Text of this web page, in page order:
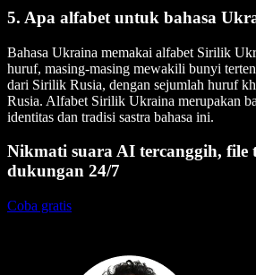
5. Apa alfabet untuk bahasa
Bahasa Ukraina memakai alfabet Sirilik
huruf, masing-masing mewakili bunyi
dari Sirilik Rusia, dengan sejumlah huruf
Rusia. Alfabet Sirilik Ukraina merupakan
identitas dan tradisi sastra bahasa ini.
Nikmati suara AI tercanggih, file
dukungan 24/7
Coba gratis